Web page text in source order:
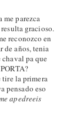
me parezca
gracioso.
reconozco en
de años, tenia
chaval pa que
tire la primera
pensado eso
apedreeis